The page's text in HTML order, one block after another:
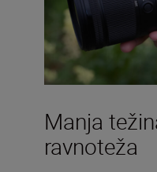
Manja
ravnoteža